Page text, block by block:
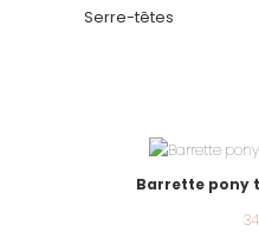
Serre-têtes
Barrette pony